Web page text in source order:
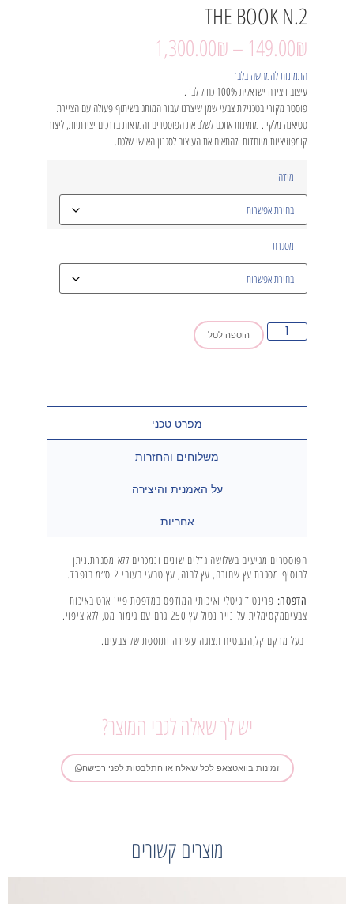
THE BOOK N.2
149.00₪
–
1,300.00₪
התמונות להמחשה בלבד
עיצוב ויצירה ישראלית 100% כחול לבן .
פוסטר מקורי בטכניקת צבעי שמן שיצרנו עבור המותג בשיתוף פעולה עם הציירת
טטיאנה מלקין. מזמינות אתכם לשלב את הפוסטרים והמראות בדרכים יצירתיות, ליצור
קומפוזיציות מיוחדות ולהתאים את העיצוב לסגנון האישי שלכם.
מידה
מסגרת
הוספה לסל
מפרט טכני
משלוחים והחזרות
על האמנית והיצירה
אחריות
הפוסטרים מגיעים בשלושה גדלים שונים ונמכרים ללא מסגרת.ניתן
להוסיף מסגרת עץ שחורה, עץ לבנה, עץ טבעי בעובי 2 ס׳׳מ בנפרד.
הדפסה: פרינט דיגיטלי ואיכותי המודפס במדפסת פיין ארט באיכות
צבעיםמקסימלית על נייר נטול עץ 250 גרם עם גימור מט, ללא ציפוי.
בעל מרקם קל,המבטיח תצוגה עשירה ותוססת של צבעים.
יש לך שאלה לגבי המוצר?
זמינות בוואטצאפ לכל שאלה או התלבטות לפני רכישה
מוצרים קשורים